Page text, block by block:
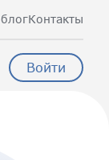
Контакты
Войти